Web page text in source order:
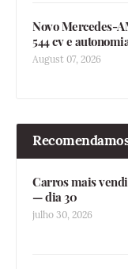
Novo Mercedes-
544 cv e
August 07, 2026
Carros mais
— dia 30
julho 30, 2026